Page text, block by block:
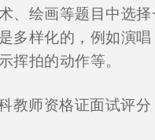
、绘画等题目中选
多样化的，例如演唱
挥拍的动作等。
教师资格证面试评分